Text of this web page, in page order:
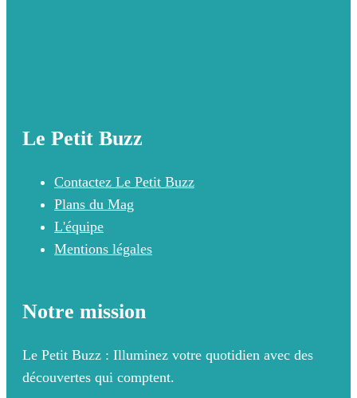
Le Petit Buzz
Contactez Le Petit Buzz
Plans du Mag
L'équipe
Mentions légales
Notre mission
Le Petit Buzz : Illuminez votre quotidien avec des
découvertes qui comptent.